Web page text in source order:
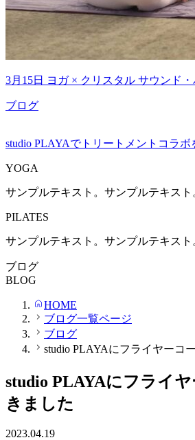
3月15日 ヨガ × クリスタル サウンド・
ブログ
studio PLAYAでトリートメントコラボ
YOGA
サンプルテキスト。サンプルテキスト
PILATES
サンプルテキスト。サンプルテキスト
ブログ
BLOG
HOME
ブログ一覧ページ
ブログ
studio PLAYAにフライヤーコ
studio PLAYAにフライ
きました
2023.04.19